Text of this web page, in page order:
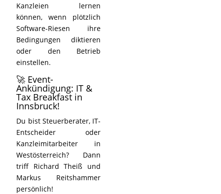
Kanzleien lernen
können, wenn plötzlich
Software-Riesen ihre
Bedingungen diktieren
oder den Betrieb
einstellen.
🚀 Event-
Ankündigung: IT &
Tax Breakfast in
Innsbruck!
Du bist Steuerberater, IT-
Entscheider oder
Kanzleimitarbeiter in
Westösterreich? Dann
triff Richard Theiß und
Markus Reitshammer
persönlich!